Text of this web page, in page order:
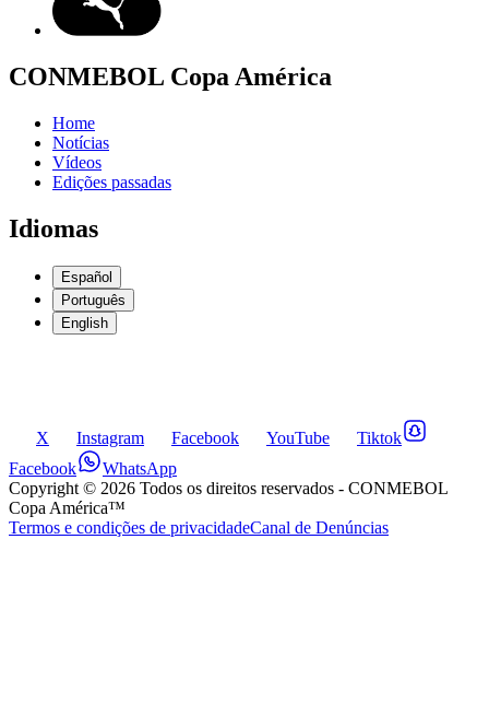
CONMEBOL Copa América
Home
Notícias
Vídeos
Edições passadas
Idiomas
Español
Português
English
X Instagram Facebook YouTube
Tiktok
Facebook
WhatsApp
Copyright © 2026 Todos os direitos reservados - CONMEBOL
Copa América™
Termos e condições de privacidadeCanal de Denúncias